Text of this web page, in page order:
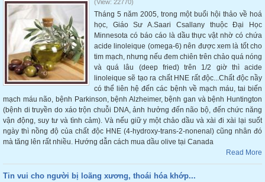
(View: 22770)
Tháng 5 năm 2005, trong một buổi hội thảo về hoá
học, Giáo Sư A.Saari Csallany thuộc Đại Học
Minnesota có báo cáo là dầu thực vật nhờ có chứa
acide linoleique (omega-6) nên được xem là tốt cho
tim mạch, nhưng nếu đem chiên trên chảo quá nóng
và quá lâu (deep fried) trên 1/2 giờ thì acide
linoleique sẽ tạo ra chất HNE rất độc...Chất độc nầy
có thể liên hệ đến các bệnh về mạch máu, tai biến
mạch máu não, bệnh Parkinson, bệnh Alzheimer, bệnh gan và bệnh Huntington
(bệnh di truyền do xáo trộn chuỗi DNA, ảnh hưởng đến não bộ, đến chức năng
vận động, suy tư và tình cảm). Và nếu giữ y một chảo dầu và xài đi xài lại suốt
ngày thì nồng độ của chất độc HNE (4-hydroxy-trans-2-nonenal) cũng nhân đó
mà tăng lên rất nhiều. Hướng dẫn cách mua dầu olive tại Canada
Read More
Tin vui cho người bị loãng xương, thoái hóa khớp...